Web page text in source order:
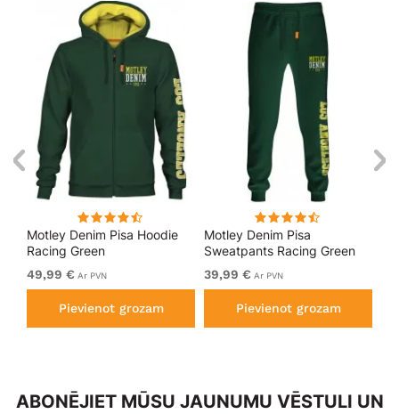
Motley Denim Pisa Hoodie
Racing Green
49,99 € Ar PVN
Pievienot grozam
Motley Denim Pisa
Sweatpants Racing Green
39,99 € Ar PVN
Pievienot grozam
ABONĒJIET MŪSU JAUNUMU VĒSTULI UN